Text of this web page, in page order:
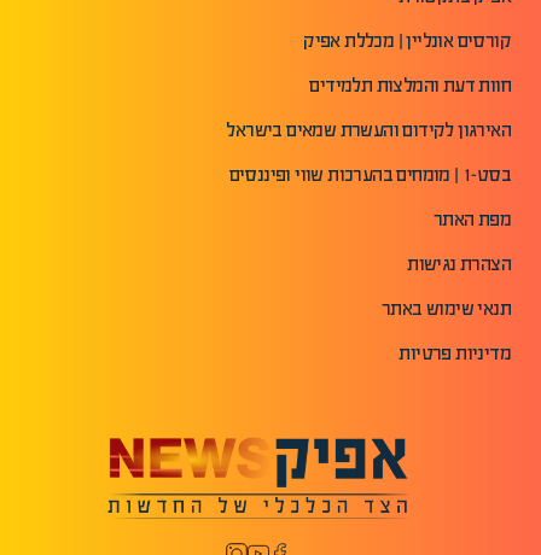
קורסים אונליין | מכללת אפיק
חוות דעת והמלצות תלמידים
האירגון לקידום והעשרת שמאים בישראל
בסט-1 | מומחים בהערכות שווי ופיננסים
מפת האתר
הצהרת נגישות
תנאי שימוש באתר
מדיניות פרטיות